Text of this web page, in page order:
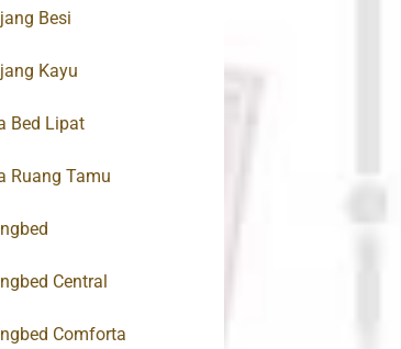
Besi
Kayu
Bed Lipat
Ruang Tamu
Central
Comforta